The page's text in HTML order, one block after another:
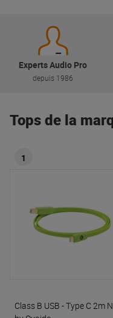
Experts Audio Pro
depuis 1986
Tops de la
1
Class B USB - Type C 2m